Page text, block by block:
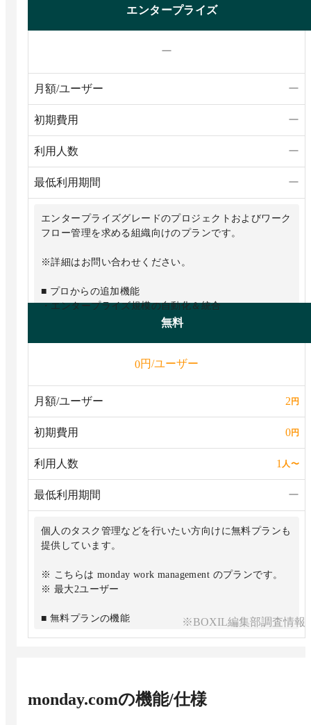
・プライベートボード
・外部連携（統合）：月25,000アクション
・20のボードの情報を元にしたダッシュボードを作成可
・100GBのファイルストレージ
エンタープライズ
ー
月額/ユーザー ー
初期費用 ー
利用人数 ー
最低利用期間 ー
エンタープライズグレードのプロジェクトおよびワーク
フロー管理を求める組織向けのプランです。
※詳細はお問い合わせください。
■ プロからの追加機能
・エンタープライズ規模の自動化＆統合
・エンタープライズグレードのセキュリティ＆ガバナン
・マルチレベルのアクセス許可
・プレミアムサポート
・50のボードの情報を元にしたダッシュボードを作成可
・1,000GBのファイルストレージ
無料
0円/ユーザー
月額/ユーザー 2円
初期費用 0円
利用人数 1人〜
最低利用期間 ー
個人のタスク管理などを行いたい方向けに無料プランも
提供しています。
※ こちらは monday work management のプランです。
※ 最大2ユーザー
■ 無料プランの機能
・iOS & Android アプリ
※BOXIL編集部調査情報
monday.comの機能/仕様